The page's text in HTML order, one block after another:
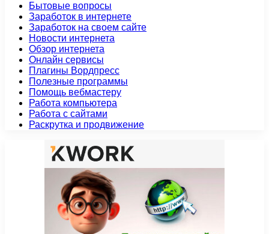
Бытовые вопросы
Заработок в интернете
Заработок на своем сайте
Новости интернета
Обзор интернета
Онлайн сервисы
Плагины Вордпресс
Полезные программы
Помощь вебмастеру
Работа компьютера
Работа с сайтами
Раскрутка и продвижение